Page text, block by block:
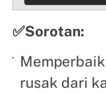
✅Sorotan:
rusak dari